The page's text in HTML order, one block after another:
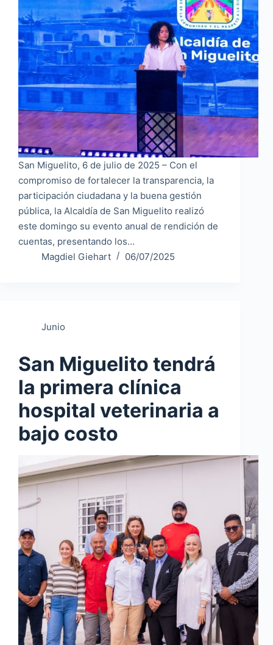
San Miguelito, 6 de julio de 2025 – Con el
compromiso de fortalecer la transparencia, la
participación ciudadana y la buena gestión
pública, la Alcaldía de San Miguelito realizó
este domingo su evento anual de rendición de
cuentas, presentando los…
Magdiel Giehart
06/07/2025
Junio
San Miguelito tendrá
la primera clínica
hospital veterinaria a
bajo costo